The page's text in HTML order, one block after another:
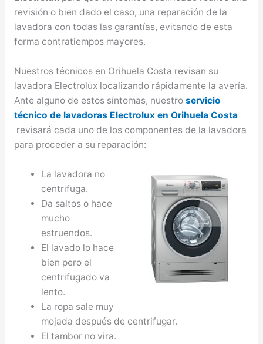
revisión o bien dado el caso, una reparación de la
lavadora con todas las garantías, evitando de esta
forma contratiempos mayores.
Nuestros técnicos en Orihuela Costa revisan su
lavadora Electrolux localizando rápidamente la avería.
Ante alguno de estos síntomas, nuestro servicio
técnico de lavadoras Electrolux en Orihuela Costa
revisará cada uno de los componentes de la lavadora
para proceder a su reparación:
La lavadora no
centrifuga.
Da saltos o hace
mucho
estruendos.
El lavado lo hace
bien pero el
centrifugado va
lento.
La ropa sale muy
mojada después de centrifugar.
El tambor no vira.